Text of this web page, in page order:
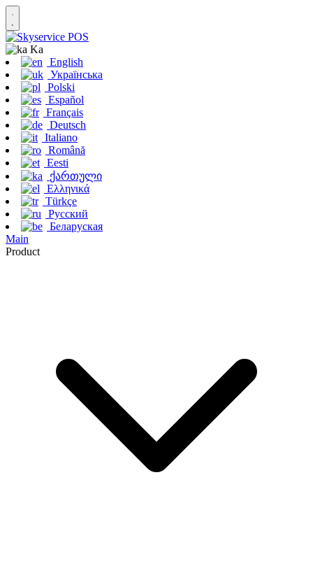
Ka
English
Українська
Polski
Español
Français
Deutsch
Italiano
Română
Eesti
ქართული
Ελληνικά
Türkçe
Русский
Беларуская
Main
Product